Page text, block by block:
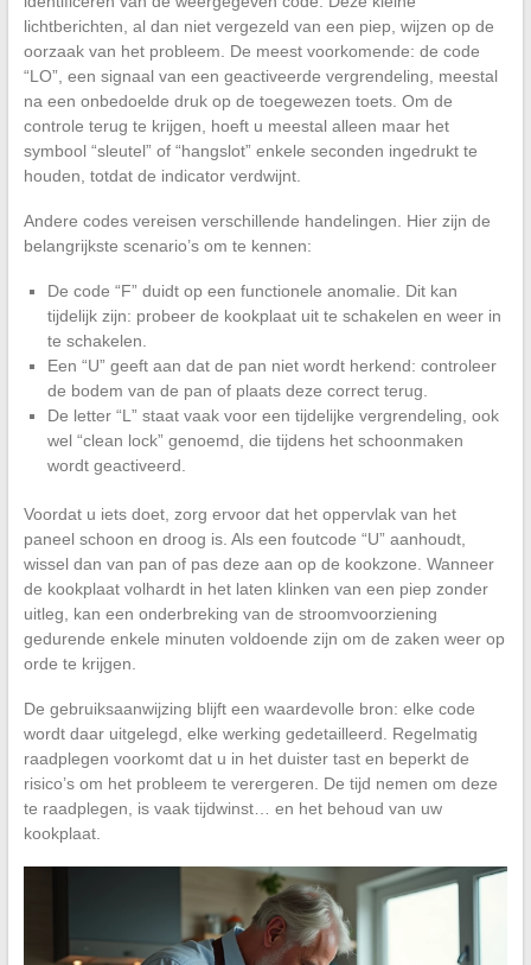
lichtberichten, al dan niet vergezeld van een piep, wijzen op de
oorzaak van het probleem. De meest voorkomende: de code
“LO”, een signaal van een geactiveerde vergrendeling, meestal
na een onbedoelde druk op de toegewezen toets. Om de
controle terug te krijgen, hoeft u meestal alleen maar het
symbool “sleutel” of “hangslot” enkele seconden ingedrukt te
houden, totdat de indicator verdwijnt.
Andere codes vereisen verschillende handelingen. Hier zijn de
belangrijkste scenario’s om te kennen:
De code “F” duidt op een functionele anomalie. Dit kan
tijdelijk zijn: probeer de kookplaat uit te schakelen en weer in
te schakelen.
Een “U” geeft aan dat de pan niet wordt herkend: controleer
de bodem van de pan of plaats deze correct terug.
De letter “L” staat vaak voor een tijdelijke vergrendeling, ook
wel “clean lock” genoemd, die tijdens het schoonmaken
wordt geactiveerd.
Voordat u iets doet, zorg ervoor dat het oppervlak van het
paneel schoon en droog is. Als een foutcode “U” aanhoudt,
wissel dan van pan of pas deze aan op de kookzone. Wanneer
de kookplaat volhardt in het laten klinken van een piep zonder
uitleg, kan een onderbreking van de stroomvoorziening
gedurende enkele minuten voldoende zijn om de zaken weer op
orde te krijgen.
De gebruiksaanwijzing blijft een waardevolle bron: elke code
wordt daar uitgelegd, elke werking gedetailleerd. Regelmatig
raadplegen voorkomt dat u in het duister tast en beperkt de
risico’s om het probleem te verergeren. De tijd nemen om deze
te raadplegen, is vaak tijdwinst… en het behoud van uw
kookplaat.